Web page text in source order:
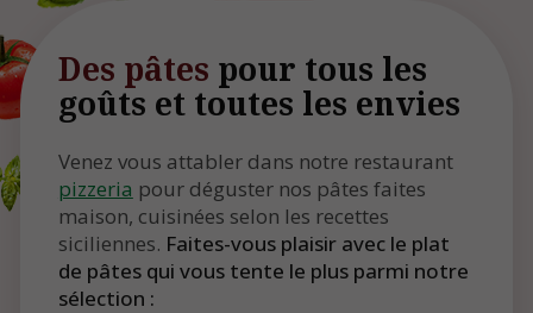
Des pâtes pour tous les
goûts et toutes les envies
Venez vous attabler dans notre restaurant
pizzeria pour déguster nos pâtes faites
maison, cuisinées selon les recettes
siciliennes. Faites-vous plaisir avec le plat
de pâtes qui vous tente le plus parmi notre
sélection :